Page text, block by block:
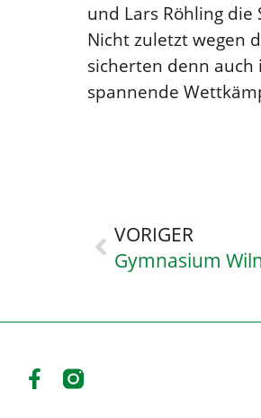
und Lars Röhling
Nicht zuletzt wegen
sicherten denn
spannende
VORIGER
Gymnasium